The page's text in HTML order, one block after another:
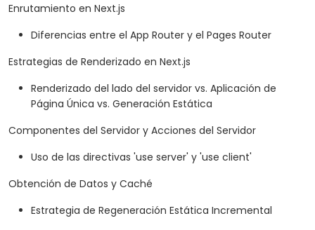
Enrutamiento en Next.js
Diferencias entre el App Router y el Pages Router
Estrategias de Renderizado en Next.js
Renderizado del lado del servidor vs. Aplicación de
Página Única vs. Generación Estática
Componentes del Servidor y Acciones del Servidor
Uso de las directivas 'use server' y 'use client'
Obtención de Datos y Caché
Estrategia de Regeneración Estática Incremental